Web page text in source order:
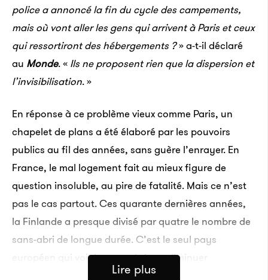
police a annoncé la fin du cycle des campements,
mais où vont aller les gens qui arrivent à Paris et ceux
qui ressortiront des hébergements ?» a-t-il déclaré
au Monde. « Ils ne proposent rien que la dispersion et
l’invisibilisation. »
En réponse à ce problème vieux comme Paris, un
chapelet de plans a été élaboré par les pouvoirs
publics au fil des années, sans guère l’enrayer. En
France, le mal logement fait au mieux figure de
question insoluble, au pire de fatalité. Mais ce n’est
pas le cas partout. Ces quarante dernières années,
la Finlande a presque divisé par quatre le nombre de
sans-abri de longue durée. C’est le seul pays
européen qui voit le sans-abrisme diminuer
Lire plus